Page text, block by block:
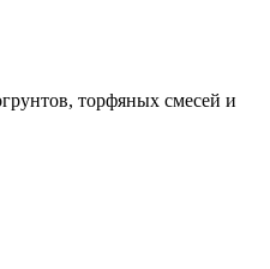
торфяных смесей и